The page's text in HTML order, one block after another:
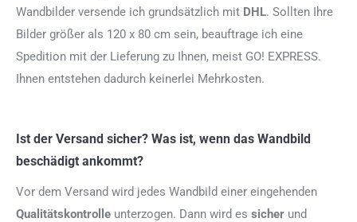
Wandbilder versende ich grundsätzlich mit DHL. Sollten Ihre
Bilder größer als 120 x 80 cm sein, beauftrage ich eine
Spedition mit der Lieferung zu Ihnen, meist GO! EXPRESS.
Ihnen entstehen dadurch keinerlei Mehrkosten.
Ist der Versand sicher? Was ist, wenn das Wandbild
beschädigt ankommt?
Vor dem Versand wird jedes Wandbild einer eingehenden
Qualitätskontrolle unterzogen. Dann wird es sicher und